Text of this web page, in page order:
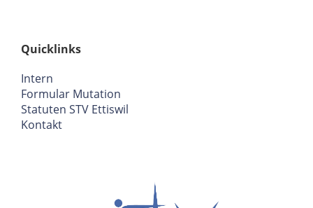
Quicklinks
Intern
Formular Mutation
Statuten STV Ettiswil
Kontakt